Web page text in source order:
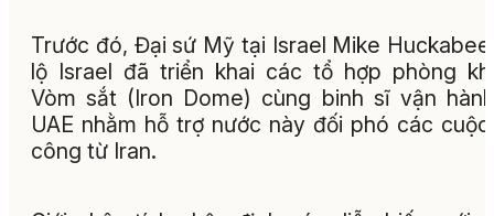
Trước đó, Đại sứ Mỹ tại Israel Mike
lộ Israel đã triển khai các tổ hợp phòng
Vòm sắt (Iron Dome) cùng binh sĩ vận
UAE nhằm hỗ trợ nước này đối phó các
công từ Iran.